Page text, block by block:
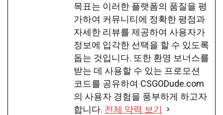
목표는 이러한 플랫폼의 품질을 평
가하여 커뮤니티에 정확한 평점과
자세한 리뷰를 제공하여 사용자가
정보에 입각한 선택을 할 수 있도록
돕는 것입니다. 또한 환영 보너스를
받는 데 사용할 수 있는 프로모션
코드를 공유하여 CSGODude.com
의 사용자 경험을 풍부하게 하고자
합니다. 전체 약력 보기